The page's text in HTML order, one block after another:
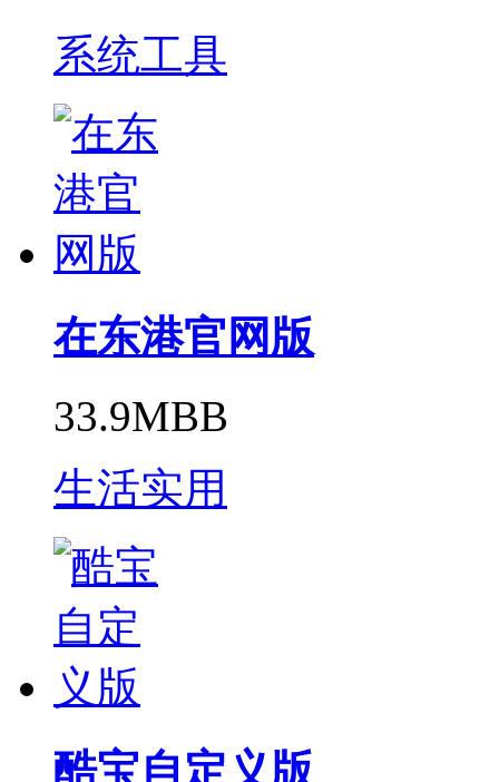
系统工具
在东港官网版
33.9MBB
生活实用
酷宝自定义版